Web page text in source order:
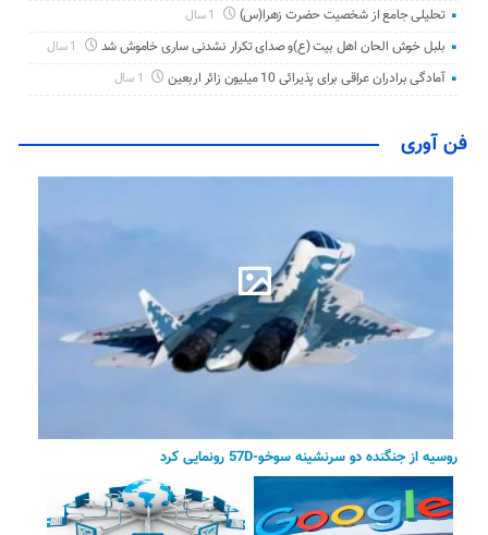
تحلیلی جامع از شخصیت حضرت زهرا(س)
بلبل خوش الحان اهل بیت (ع)و صدای تکرار نشدنی ساری خاموش شد
آمادگی برادران عراقی برای پذیرائی 10 میلیون زائر اربعین
فن آوری
روسیه از جنگنده دو سرنشینه سوخو-57D رونمایی کرد